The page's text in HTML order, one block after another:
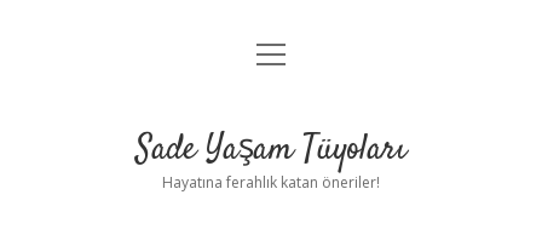
Anasayfa
Yasal Uyarı
menüyü
Sade Yaşam Tüyoları
Hayatına ferahlık katan öneriler!